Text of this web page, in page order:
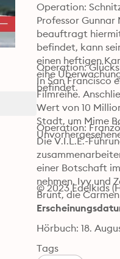
Operation:
Professor
beauftragt
befindet, kann
einen heftigen
eine
befindet.
Operation:
In San Francisco
Filmreihe.
Wert von 10
Stadt, um Mime
Operation:
Die V.I.L.E.-
einer Botschaft
nehmen. Ivy und
Brunt, die
© 2023 Edelkids
Hörbuch: 18.
Tags